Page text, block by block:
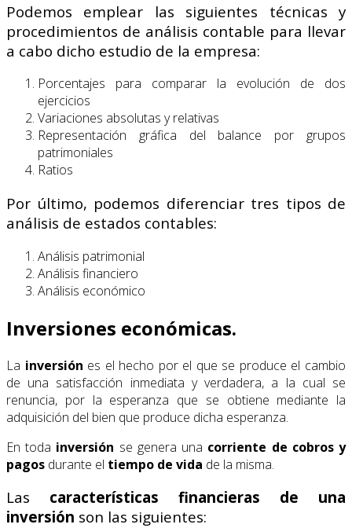
Podemos emplear las siguientes técnicas y
procedimientos de análisis contable para llevar
a cabo dicho estudio de la empresa:
Porcentajes para comparar la evolución de dos
ejercicios
Variaciones absolutas y relativas
Representación gráfica del balance por grupos
patrimoniales
Ratios
Por último, podemos diferenciar tres tipos de
análisis de estados contables:
Análisis patrimonial
Análisis financiero
Análisis económico
Inversiones económicas.
La inversión es el hecho por el que se produce el cambio
de una satisfacción inmediata y verdadera, a la cual se
renuncia, por la esperanza que se obtiene mediante la
adquisición del bien que produce dicha esperanza.
En toda inversión se genera una corriente de cobros y
pagos durante el tiempo de vida de la misma.
Las características financieras de una
inversión son las siguientes: